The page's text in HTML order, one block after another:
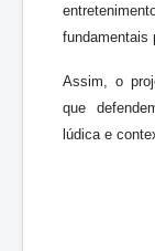
fundamentais
Assim, o
que
lúdica e